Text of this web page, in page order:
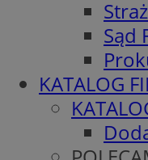
Sąd
KATALOG